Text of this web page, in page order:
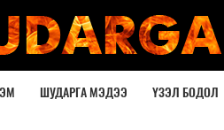
ШУДАРГА МЭДЭЭ ҮЗЭЛ БОДОЛ